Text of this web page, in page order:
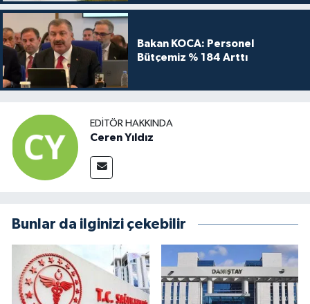
Bakan KOCA: Personel
Bütçemiz % 184 Arttı
EDITÖR HAKKINDA
Ceren Yıldız
Bunlar da ilginizi çekebilir